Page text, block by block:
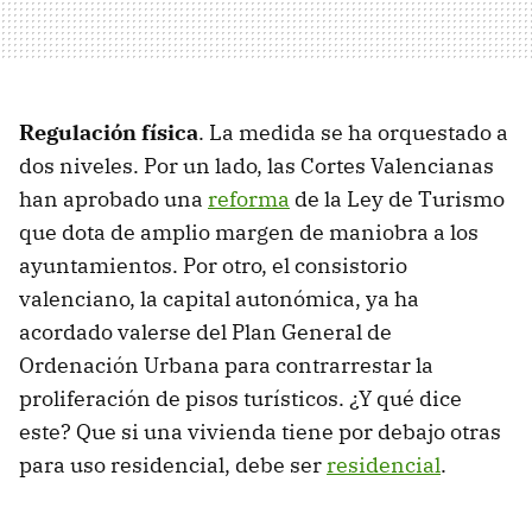
Regulación física. La medida se ha orquestado a
dos niveles. Por un lado, las Cortes Valencianas
han aprobado una reforma de la Ley de Turismo
que dota de amplio margen de maniobra a los
ayuntamientos. Por otro, el consistorio
valenciano, la capital autonómica, ya ha
acordado valerse del Plan General de
Ordenación Urbana para contrarrestar la
proliferación de pisos turísticos. ¿Y qué dice
este? Que si una vivienda tiene por debajo otras
para uso residencial, debe serresidencial.